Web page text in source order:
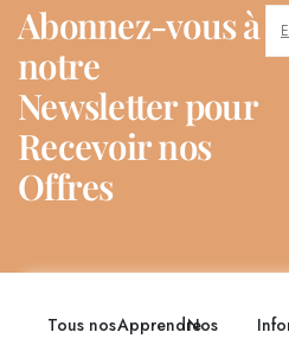
Abonnez-vous à
notre
Newsletter pour
Recevoir nos
Offres
Tous nosApprendreNos